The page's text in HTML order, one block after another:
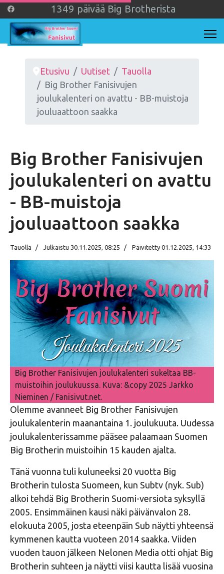
1 349 päivää Big Brotherista
Etusivu Uutiset
Tauolla
Big Brother Fanisivujen
joulukalenteri on avattu - BB-muistoja
jouluaattoon saakka
Big Brother Fanisivujen
joulukalenteri on avattu
- BB-muistoja
jouluaattoon saakka
Tauolla Julkaistu 30.11.2025, 08:25 Päivitetty 01.12.2025, 14:33
Big Brother Fanisivujen joulukalenteri sukeltaa BB-
muistoihin joulukuussa. Kuva: &copy 2025 Jarkko
Nieminen / Fanisivut.net.
Olemme avanneet Big Brother Fanisivujen
joulukalenterin maanantaina 1. joulukuuta. Uudessa
joulukalenterissamme pääsee palaamaan Suomen
Big Brotherin muistoihin 15 kauden ajalta.
Tänä vuonna tuli kuluneeksi 20 vuotta Big
Brotherin tulosta Suomeen, kun Subtv (nyk. Sub)
alkoi tehdä Big Brotherin Suomi-versiota syksyllä
2005. Ensimmäinen kausi näki päivänvalon 28.
elokuuta 2005, josta eteenpäin Sub näytti yhteensä
kymmenen kautta vuoteen 2014 saakka. Viiden
vuoden tauon jälkeen Nelonen Media otti ohjat Big
Brotherin suhteen ja näytti viisi kautta lisää vuosina